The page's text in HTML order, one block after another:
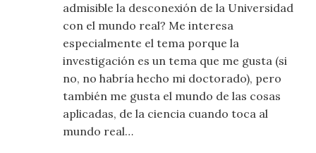
admisible la desconexión de la Universidad
con el mundo real? Me interesa
especialmente el tema porque la
investigación es un tema que me gusta (si
no, no habría hecho mi doctorado), pero
también me gusta el mundo de las cosas
aplicadas, de la ciencia cuando toca al
mundo real…